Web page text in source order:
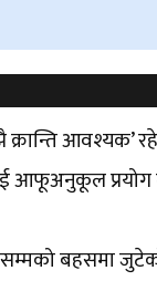
क्रान्ति आवश्यक’
आफूअनुकूल
बहसमा